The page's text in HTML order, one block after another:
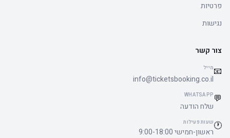
פרטיות
נגישות
צור קשר
📧מייל
info@ticketsbooking.co.il
💬
WHATSAPP
שלח הודעה
🕐שעות פעילות
ראשון-חמישי 9:00-18:00